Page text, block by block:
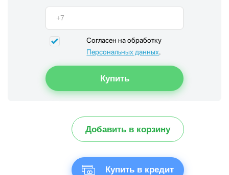
Согласен на обработку
Персональных данных.
Добавить в корзину
Купить в кредит